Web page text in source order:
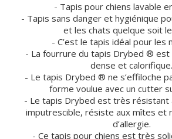
- Tapis pour chiens lavable
- Tapis sans danger et hygiénique
et les chats quelque soit
- C’est le tapis idéal pour les
- La fourrure du tapis Drybed ®
dense et calorifique.
- Le tapis Drybed ® ne s’effiloche
forme voulue avec un cutter
- Le tapis Drybed est très résistant
imputrescible, résiste aux mîtes et
d’allergie.
- Ce tapis pour chiens est très